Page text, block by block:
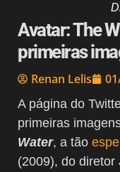
Avatar: The
primeiras
Renan Lelis
A página do
primeiras
Water, a tão
(2009), do diretor